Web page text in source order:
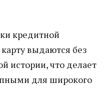
кредитной
выдаются без
истории, что делает
для широкого